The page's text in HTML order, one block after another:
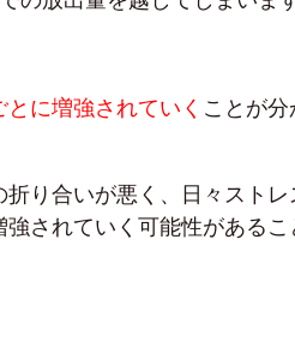
に増強されていく ことが分
り合いが悪く、日々ストレ
されていく可能性があるこ